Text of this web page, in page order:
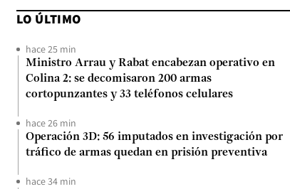
LO ÚLTIMO
hace 25 min
Ministro Arrau y Rabat encabezan operativo en
Colina 2: se decomisaron 200 armas
cortopunzantes y 33 teléfonos celulares
hace 26 min
Operación 3D: 56 imputados en investigación por
tráfico de armas quedan en prisión preventiva
hace 34 min